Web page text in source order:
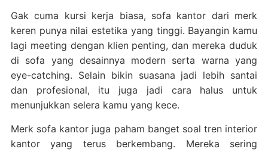
Gak cuma kursi kerja biasa, sofa kantor dari merk
keren punya nilai estetika yang tinggi. Bayangin kamu
lagi meeting dengan klien penting, dan mereka duduk
di sofa yang desainnya modern serta warna yang
eye-catching. Selain bikin suasana jadi lebih santai
dan profesional, itu juga jadi cara halus untuk
menunjukkan selera kamu yang kece.
Merk sofa kantor juga paham banget soal tren interior
kantor yang terus berkembang. Mereka sering